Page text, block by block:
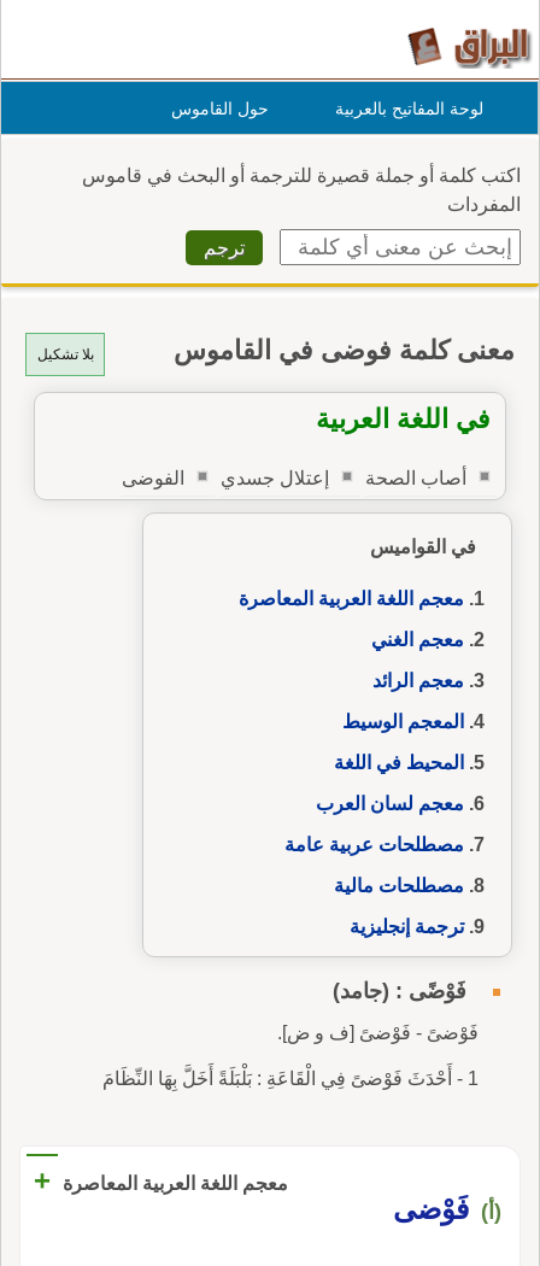
لوحة المفاتيح بالعربية حول القاموس
اكتب كلمة أو جملة قصيرة للترجمة أو البحث في قاموس
المفردات
بلا تشكيل معنى كلمة فوضى في القاموس
في اللغة العربية
أصاب الصحة إعتلال جسدي الفوضى
في القواميس
معجم اللغة العربية المعاصرة
معجم الغني
معجم الرائد
المعجم الوسيط
المحيط في اللغة
معجم لسان العرب
مصطلحات عربية عامة
مصطلحات مالية
ترجمة إنجليزية
فَوْضًى : (جامد)
فَوْضىً - فَوْضىً [ف و ض].
1 - أَحْدَثَ فَوْضىً فِي الْقَاعَةِ : بَلْبَلَةً أَخَلَّ بِهَا النِّظَامَ
معجم اللغة العربية المعاصرة +
(أ) فَوْضى